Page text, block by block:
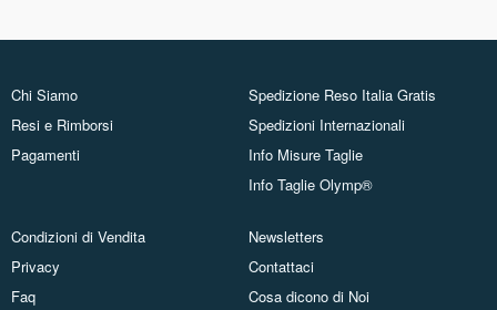
Chi Siamo
Resi e Rimborsi
Pagamenti
Spedizione Reso Italia Gratis
Spedizioni Internazionali
Info Misure Taglie
Info Taglie Olymp®
Condizioni di Vendita
Privacy
Faq
Newsletters
Contattaci
Cosa dicono di Noi